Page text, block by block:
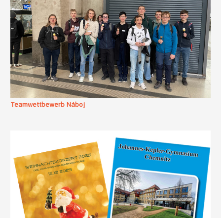
Teamwettbewerb Náboj